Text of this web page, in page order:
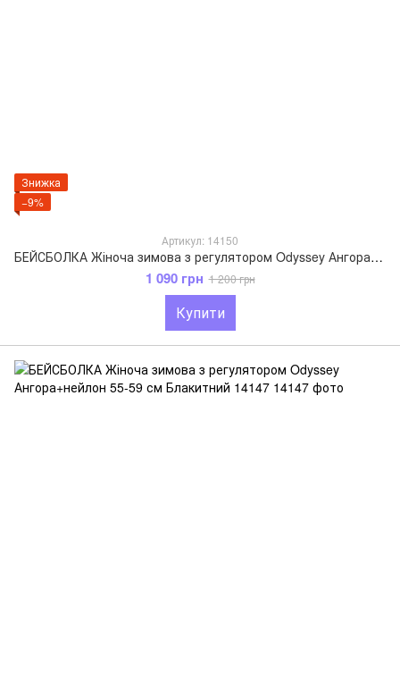
Знижка
−9%
Артикул: 14150
БЕЙСБОЛКА Жіноча зимова з регулятором Odyssey Ангора+нейлон 55-59 см Антрацит 14150
1 090 грн 1 200 грн
Купити